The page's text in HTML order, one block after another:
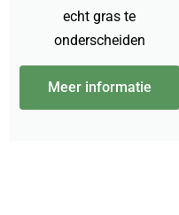
echt gras te
onderscheiden
Meer informatie